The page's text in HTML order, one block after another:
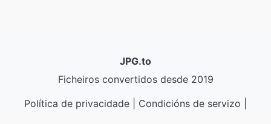
JPG.to
Ficheiros convertidos desde 2019
Política de privacidade
Condicións de servizo